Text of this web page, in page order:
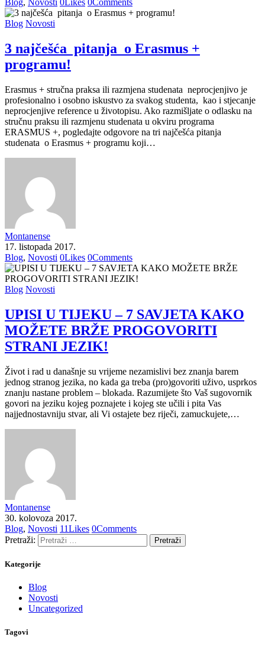
Blog, Novosti 0Likes 0Comments
Blog Novosti
3 najčešća pitanja o Erasmus +
programu!
Erasmus + stručna praksa ili razmjena studenata neprocjenjivo je
profesionalno i osobno iskustvo za svakog studenta, kao i stjecanje
neprocjenjive reference u životopisu. Ako razmišljate o odlasku na
stručnu praksu ili razmjenu studenata u okviru programa
ERASMUS +, pogledajte odgovore na tri najčešća pitanja
studenata o Erasmus + programu koji…
Montanense
17. listopada 2017.
Blog, Novosti 0Likes 0Comments
Blog Novosti
UPISI U TIJEKU – 7 SAVJETA KAKO
MOŽETE BRŽE PROGOVORITI
STRANI JEZIK!
Život i rad u današnje su vrijeme nezamislivi bez znanja barem
jednog stranog jezika, no kada ga treba (pro)govoriti uživo, usprkos
znanju nastane problem – blokada. Razumijete što Vaš sugovornik
govori na jeziku kojeg poznajete i kojeg ste učili i pita Vas
najjednostavniju stvar, ali Vi ostajete bez riječi, zamuckujete,…
Montanense
30. kolovoza 2017.
Blog, Novosti 11Likes 0Comments
Pretraži:
Kategorije
Blog
Novosti
Uncategorized
Tagovi